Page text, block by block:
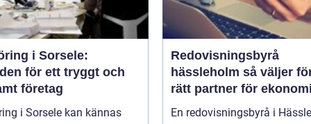
i Sorsele:
för ett tryggt och
företag
i Sorsele kan kännas
Redovisningsbyrå
hässleholm så väljer företag
rätt partner för
En redovisningsbyrå i